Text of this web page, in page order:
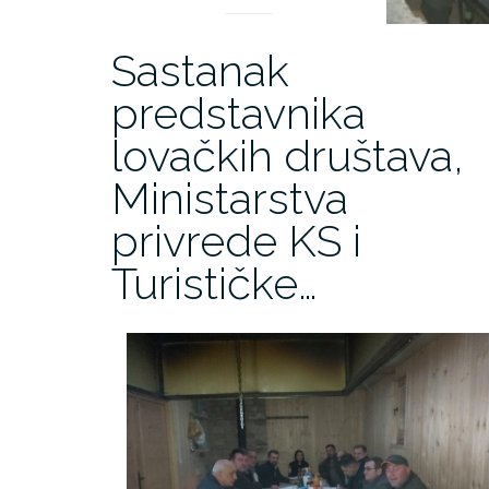
Sastanak
predstavnika
lovačkih društava,
Ministarstva
privrede KS i
Turističke…